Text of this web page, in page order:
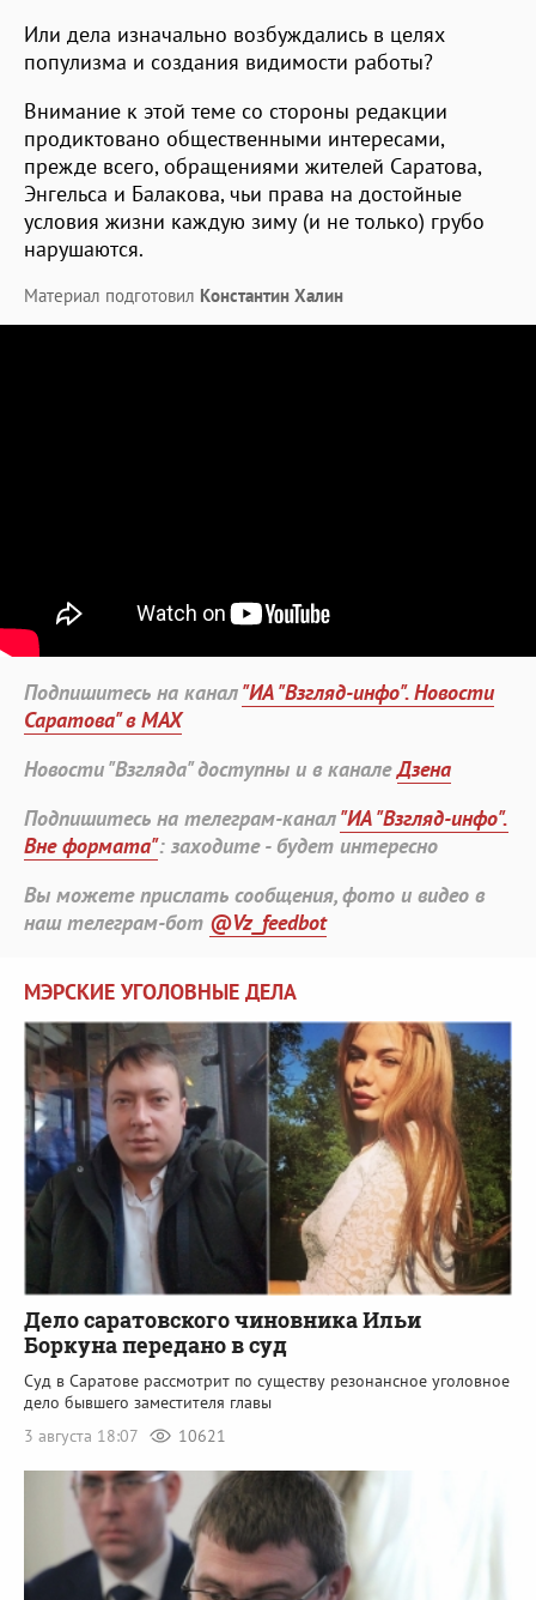
Или дела изначально возбуждались в целях
популизма и создания видимости работы?
Внимание к этой теме со стороны редакции
продиктовано общественными интересами,
прежде всего, обращениями жителей Саратова,
Энгельса и Балакова, чьи права на достойные
условия жизни каждую зиму (и не только) грубо
нарушаются.
Материал подготовил Константин Халин
Подпишитесь на канал"ИА "Взгляд-инфо". Новости
Саратова" в MAX
Новости "Взгляда" доступны и в каналеДзена
Подпишитесь на телеграм-канал"ИА "Взгляд-инфо".
Вне формата": заходите - будет интересно
Вы можете прислать сообщения, фото и видео в
наш телеграм-бот @Vz_feedbot
МЭРСКИЕ УГОЛОВНЫЕ ДЕЛА
Дело саратовского чиновника Ильи
Боркуна передано в суд
Суд в Саратове рассмотрит по существу резонансное уголовное
дело бывшего заместителя главы
3 августа 18:07
10621